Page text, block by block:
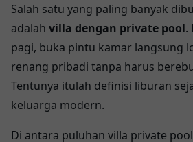
Salah satu yang paling banyak
adalah villa dengan private pool.
pagi, buka pintu kamar langsung
renang pribadi tanpa harus
Tentunya itulah definisi liburan
keluarga modern.
Di antara puluhan villa private